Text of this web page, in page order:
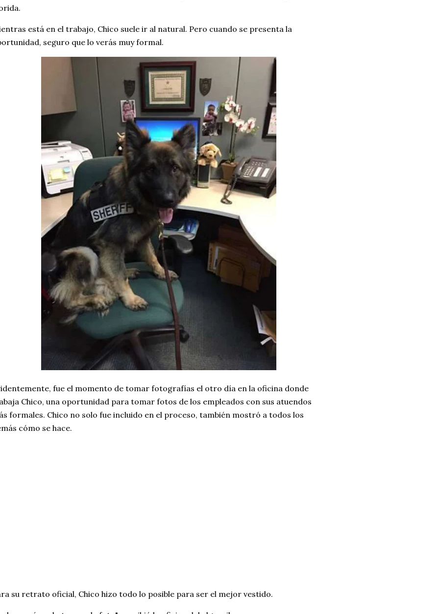
está en el trabajo, Chico suele ir al natural. Pero cuando se presenta la
seguro que lo verás muy formal.
fue el momento de tomar fotografías el otro día en la oficina donde
Chico, una oportunidad para tomar fotos de los empleados con sus atuendos
formales. Chico no solo fue incluido en el proceso, también mostró a todos los
cómo se hace.
su retrato oficial, Chico hizo todo lo posible para ser el mejor vestido.